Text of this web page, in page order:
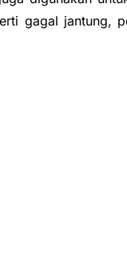
gagal jantung,